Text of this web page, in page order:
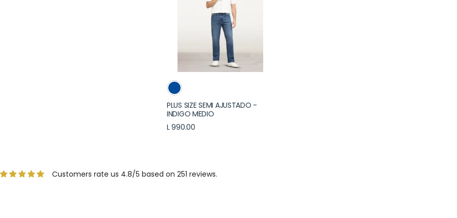
PLUS SIZE SEMI AJUSTADO -
INDIGO MEDIO
L 990.00
Customers rate us 4.8/5 based on 251 reviews.